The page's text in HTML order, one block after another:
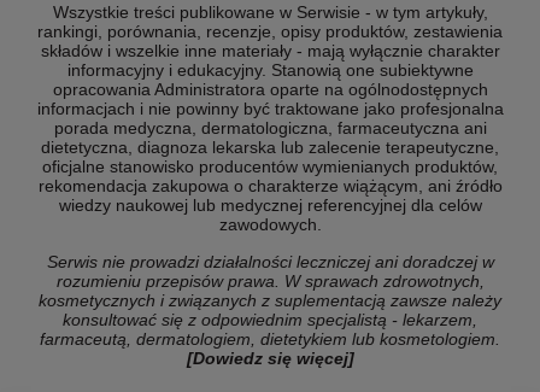
Wszystkie treści publikowane w Serwisie - w tym artykuły,
rankingi, porównania, recenzje, opisy produktów, zestawienia
składów i wszelkie inne materiały - mają wyłącznie charakter
informacyjny i edukacyjny. Stanowią one subiektywne
opracowania Administratora oparte na ogólnodostępnych
informacjach i nie powinny być traktowane jako profesjonalna
porada medyczna, dermatologiczna, farmaceutyczna ani
dietetyczna, diagnoza lekarska lub zalecenie terapeutyczne,
oficjalne stanowisko producentów wymienianych produktów,
rekomendacja zakupowa o charakterze wiążącym, ani źródło
wiedzy naukowej lub medycznej referencyjnej dla celów
zawodowych.
Serwis nie prowadzi działalności leczniczej ani doradczej w
rozumieniu przepisów prawa. W sprawach zdrowotnych,
kosmetycznych i związanych z suplementacją zawsze należy
konsultować się z odpowiednim specjalistą - lekarzem,
farmaceutą, dermatologiem, dietetykiem lub kosmetologiem.
[Dowiedz się więcej]